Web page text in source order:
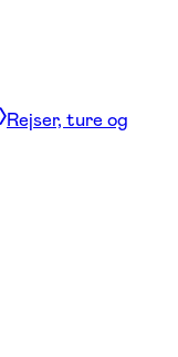
Rejser, ture og